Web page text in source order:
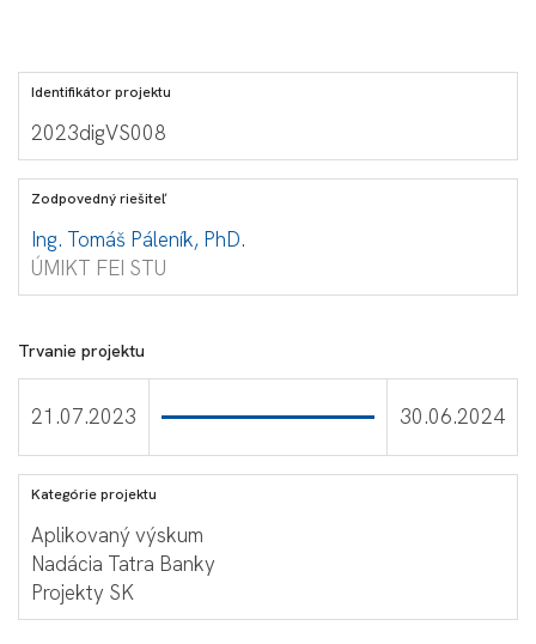
Identifikátor projektu
2023digVS008
Zodpovedný riešiteľ
Ing. Tomáš Páleník, PhD.
ÚMIKT FEI STU
Trvanie projektu
21.07.2023 30.06.2024
Kategórie projektu
Aplikovaný výskum
Nadácia Tatra Banky
Projekty SK